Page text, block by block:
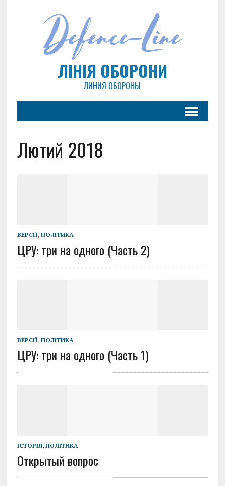
ЛІНІЯ ОБОРОНИ
ЛИНИЯ ОБОРОНЫ
Лютий 2018
ВЕРСІЇ, ПОЛІТИКА
ЦРУ: три на одного (Часть 2)
ВЕРСІЇ, ПОЛІТИКА
ЦРУ: три на одного (Часть 1)
ІСТОРІЯ, ПОЛІТИКА
Открытый вопрос